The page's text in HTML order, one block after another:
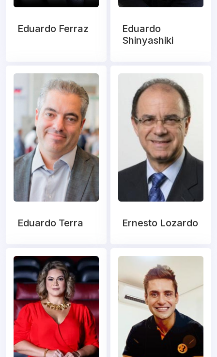
Eduardo Ferraz
Eduardo
Shinyashiki
Eduardo Terra Ernesto Lozardo